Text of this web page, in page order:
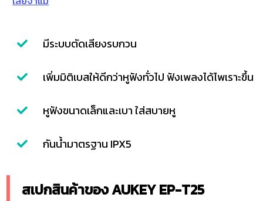
มีระบบตัดเสียงรบกวน
เพิ่มมิติเบสให้ดีกว่าหูฟังทั่วไป ฟังเพลงได้ไพเราะขึ้น
หูฟังขนาดเล็กและเบา ใส่สบายหู
กันน้ำมาตรฐาน IPX5
สเปกสินค้าของ AUKEY EP-T25